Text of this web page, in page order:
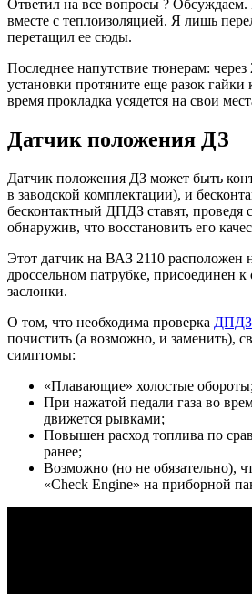
Ответил на все вопросы ? Обсуждаем.
вместе с теплоизоляцией. Я лишь
перетащил ее сюды.
Последнее напутствие тюнерам: через
установки протяните еще разок гайки
время прокладка усядется на свои
Датчик положения ДЗ
Датчик положения ДЗ может быть
в заводской комплектации), и
бесконтактный ДПДЗ ставят, проведя
обнаружив, что восстановить его
Этот датчик на ВАЗ 2110 расположен
дроссельном патрубке, присоединен к
заслонки.
О том, что необходима проверка ДПДЗ
почистить (а возможно, и заменить),
симптомы:
«Плавающие» холостые обороты;
При нажатой педали газа во
движется рывками;
Повышен расход топлива по
ранее;
Возможно (но не обязательно),
«Check Engine» на приборной